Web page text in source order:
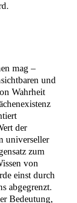
mag –
und
Wahrheit
der
universeller
zum
von
einst durch
abgegrenzt.
Bedeutung,